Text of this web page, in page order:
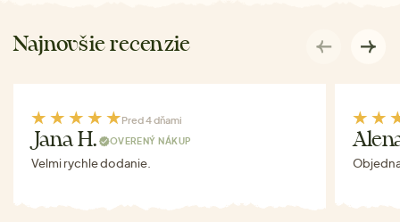
Najnovšie recenzie
Pred 4 dňami
Jana H. OVERENÝ NÁKUP
Velmi rychle dodanie.